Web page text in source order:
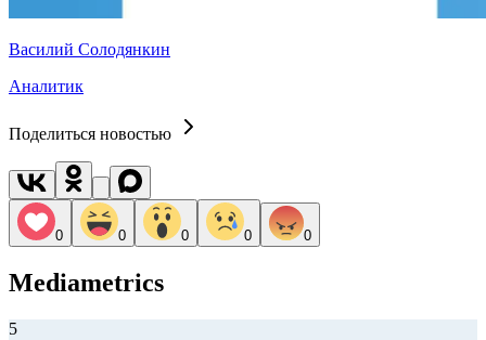
Василий Солодянкин
Аналитик
Поделиться новостью
0 0 0 0 0
Mediametrics
5